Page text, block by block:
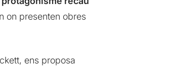
on presenten obres
ens proposa